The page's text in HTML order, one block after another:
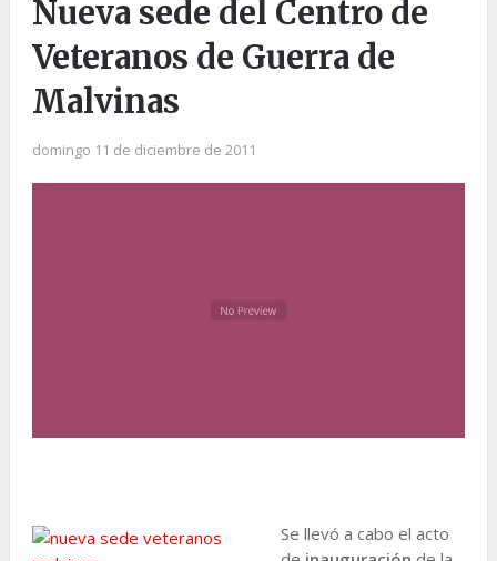
Nueva sede del Centro de
Veteranos de Guerra de
Malvinas
domingo 11 de diciembre de 2011
Se llevó a cabo el acto